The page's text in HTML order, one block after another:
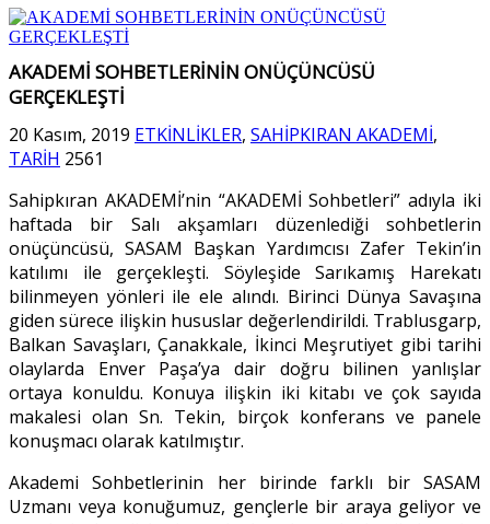
AKADEMİ SOHBETLERİNİN ONÜÇÜNCÜSÜ
GERÇEKLEŞTİ
20 Kasım, 2019 ETKİNLİKLER, SAHİPKIRAN AKADEMİ,
TARİH 2561
Sahipkıran AKADEMİ’nin “AKADEMİ Sohbetleri” adıyla iki
haftada bir Salı akşamları düzenlediği sohbetlerin
onüçüncüsü, SASAM Başkan Yardımcısı Zafer Tekin’in
katılımı ile gerçekleşti. Söyleşide Sarıkamış Harekatı
bilinmeyen yönleri ile ele alındı. Birinci Dünya Savaşına
giden sürece ilişkin hususlar değerlendirildi. Trablusgarp,
Balkan Savaşları, Çanakkale, İkinci Meşrutiyet gibi tarihi
olaylarda Enver Paşa’ya dair doğru bilinen yanlışlar
ortaya konuldu. Konuya ilişkin iki kitabı ve çok sayıda
makalesi olan Sn. Tekin, birçok konferans ve panele
konuşmacı olarak katılmıştır.
Akademi Sohbetlerinin her birinde farklı bir SASAM
Uzmanı veya konuğumuz, gençlerle bir araya geliyor ve